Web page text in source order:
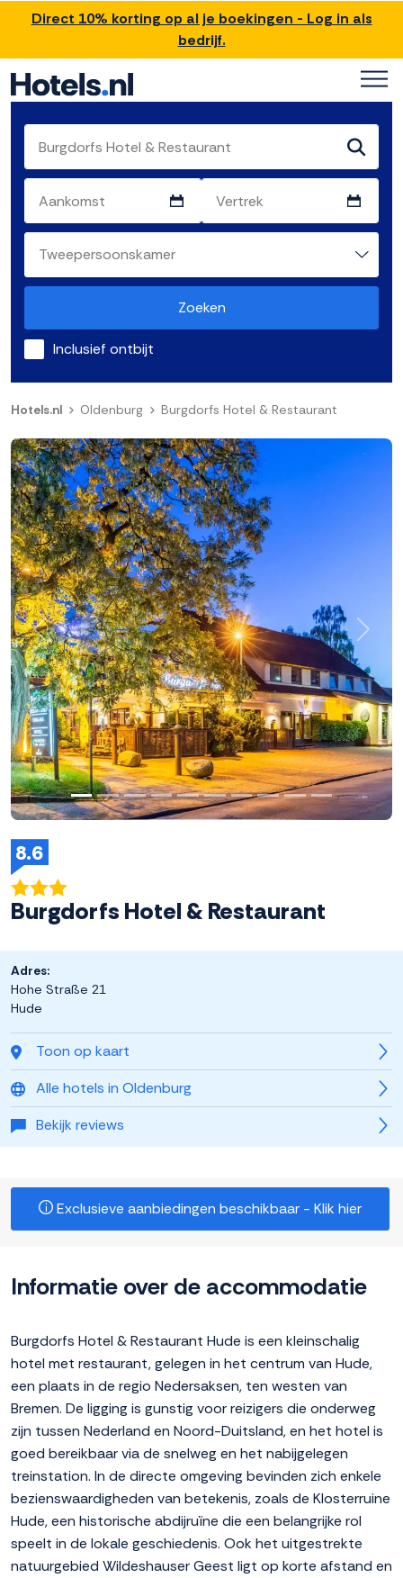
Direct 10% korting op al je boekingen - Log in als
bedrijf.
Zoeken
Inclusief ontbijt
Hotels.nl Oldenburg Burgdorfs Hotel & Restaurant
8.6
Burgdorfs Hotel & Restaurant
Toon op kaart
Alle hotels in Oldenburg
Bekijk reviews
Adres:
Hohe Straße 21
Hude
Exclusieve aanbiedingen beschikbaar - Klik hier
Informatie over de accommodatie
Burgdorfs Hotel & Restaurant Hude is een kleinschalig
hotel met restaurant, gelegen in het centrum van Hude,
een plaats in de regio Nedersaksen, ten westen van
Bremen. De ligging is gunstig voor reizigers die onderweg
zijn tussen Nederland en Noord-Duitsland, en het hotel is
goed bereikbaar via de snelweg en het nabijgelegen
treinstation. In de directe omgeving bevinden zich enkele
bezienswaardigheden van betekenis, zoals de Klosterruine
Hude, een historische abdijruïne die een belangrijke rol
speelt in de lokale geschiedenis. Ook het uitgestrekte
natuurgebied Wildeshauser Geest ligt op korte afstand en